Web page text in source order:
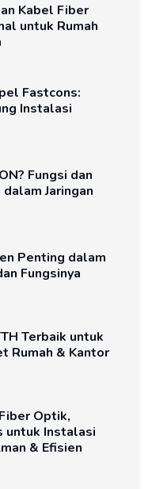
Kabel Fiber
untuk Rumah
Fastcons:
Instalasi
Fungsi dan
Jaringan
Penting dalam
Fungsinya
Terbaik untuk
Rumah & Kantor
Optik,
untuk Instalasi
& Efisien